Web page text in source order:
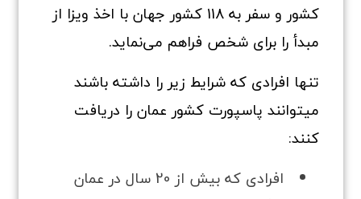
کشور و سفر به 118 کشور جهان با اخذ ویزا از
مبدأ را برای شخص فراهم می‌نماید.
تنها افرادی که شرایط زیر را داشته باشند
میتوانند پاسپورت کشور عمان را دریافت
کنند:
افرادی که بیش از 20 سال در عمان